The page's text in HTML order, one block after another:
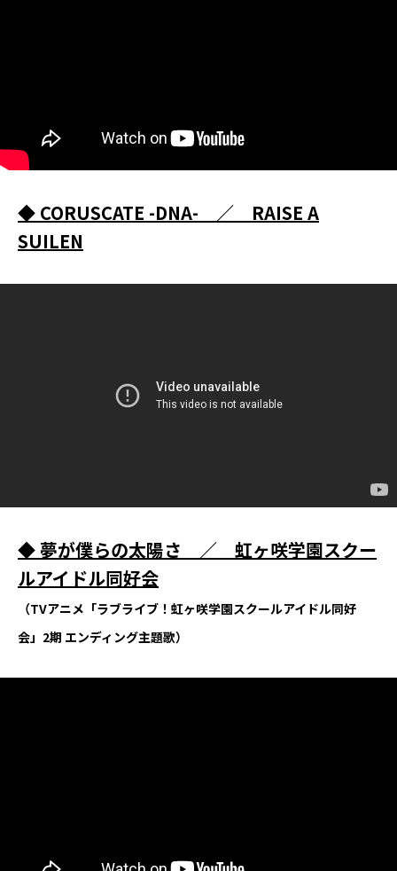
◆ CORUSCATE -DNA- ／ RAISE A
SUILEN
◆ 夢が僕らの太陽さ ／ 虹ヶ咲学園スクー
ルアイドル同好会
（TVアニメ「ラブライブ！虹ヶ咲学園スクールアイドル同好
会」2期 エンディング主題歌）